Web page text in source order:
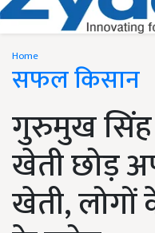
Home
सफल किसान
गुरुमुख सिंह
खेती छोड़
खेती, लोगों